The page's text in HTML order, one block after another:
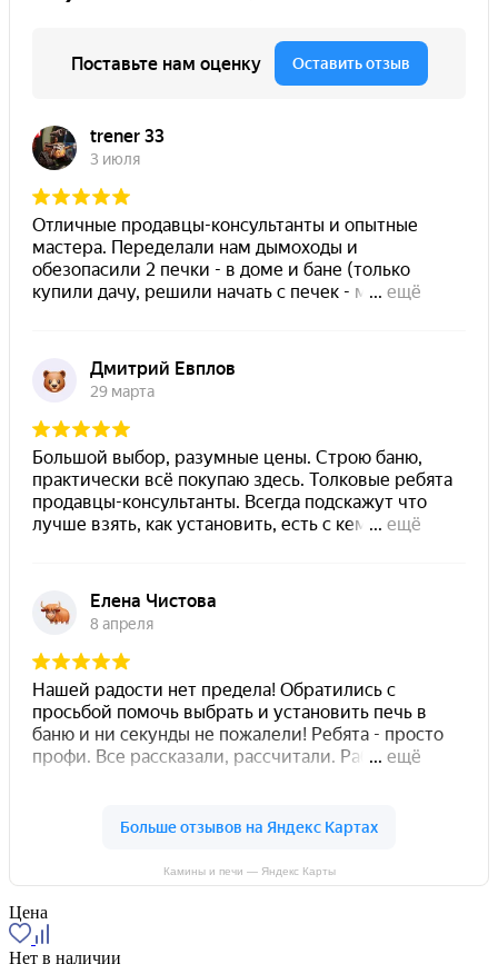
Камины и печи — Яндекс Карты
Цена
Нет в наличии